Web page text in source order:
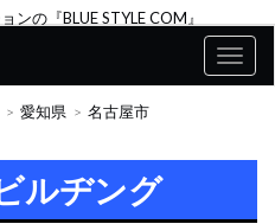
ンの『BLUE STYLE COM』
愛知県
名古屋市
ルヂング